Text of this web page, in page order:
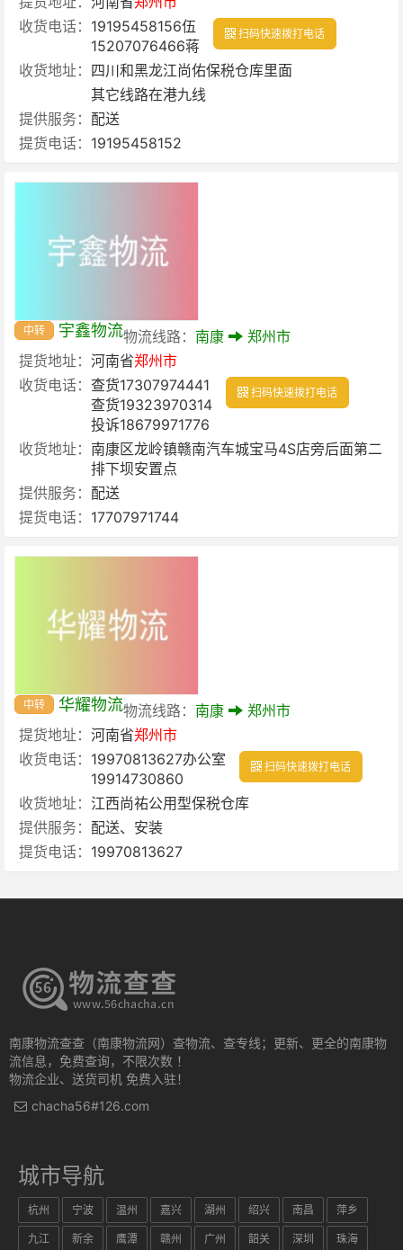
收货电话： 19195458156伍
15207076466蒋
扫码快速拨打电话
收货地址： 四川和黑龙江尚佑保税仓库里面
其它线路在港九线
提供服务： 配送
提货电话： 19195458152
中转 宇鑫物流物流线路： 南康
郑州市
提货地址： 河南省郑州市
收货电话： 查货17307974441
查货19323970314
投诉18679971776
扫码快速拨打电话
收货地址： 南康区龙岭镇赣南汽车城宝马4S店旁后面第二
排下坝安置点
提供服务： 配送
提货电话： 17707971744
中转 华耀物流物流线路： 南康
郑州市
提货地址： 河南省郑州市
收货电话： 19970813627办公室
19914730860
扫码快速拨打电话
收货地址： 江西尚祐公用型保税仓库
提供服务： 配送、安装
提货电话： 19970813627
南康物流查查（南康物流网）查物流、查专线；更新、更全的南康物
流信息，免费查询，不限次数 ！
物流企业、送货司机 免费入驻！
chacha56#126.com
城市导航
杭州 宁波 温州 嘉兴 湖州 绍兴 南昌 萍乡
九江 新余 鹰潭 赣州 广州 韶关 深圳 珠海